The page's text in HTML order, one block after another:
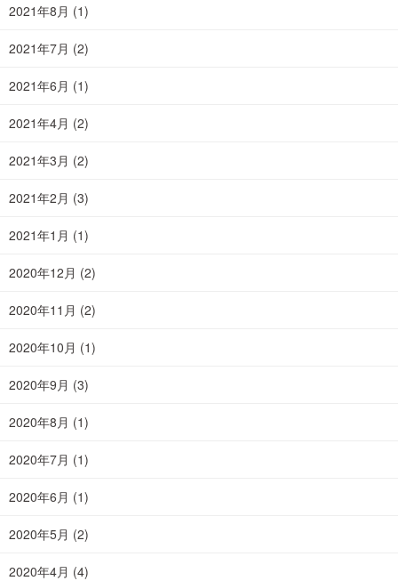
2021年8月 (1)
2021年7月 (2)
2021年6月 (1)
2021年4月 (2)
2021年3月 (2)
2021年2月 (3)
2021年1月 (1)
2020年12月 (2)
2020年11月 (2)
2020年10月 (1)
2020年9月 (3)
2020年8月 (1)
2020年7月 (1)
2020年6月 (1)
2020年5月 (2)
2020年4月 (4)